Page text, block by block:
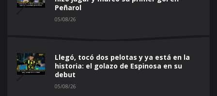
Peñarol
05/08/26
Llegó, tocó dos pelotas y ya está en la
historia: el golazo de Espinosa en su
debut
05/08/26